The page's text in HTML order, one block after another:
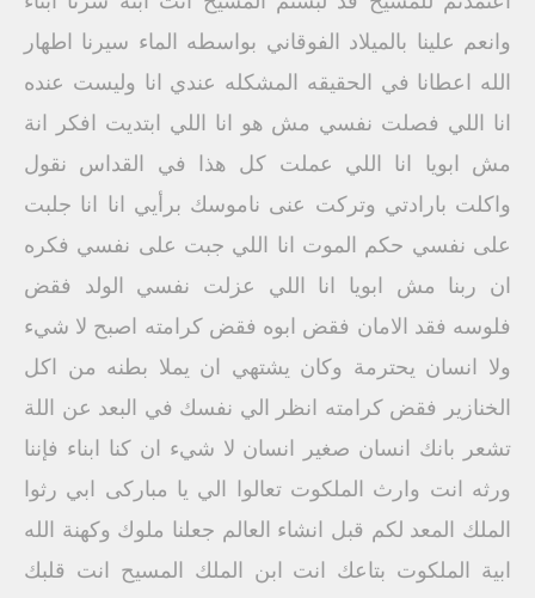
وانعم علينا بالميلاد الفوقاني بواسطه الماء سيرنا اطهار
الله اعطانا في الحقيقه المشكله عندي انا وليست عنده
انا اللي فصلت نفسي مش هو انا اللي ابتديت افكر انة
مش ابويا انا اللي عملت كل هذا في القداس نقول
واكلت بارادتي وتركت عنى ناموسك برأيي انا انا جلبت
على نفسي حكم الموت انا اللي جبت على نفسي فكره
ان ربنا مش ابويا انا اللي عزلت نفسي الولد فقض
فلوسه فقد الامان فقض ابوه فقض كرامته اصبح لا شيء
ولا انسان يحترمة وكان يشتهي ان يملا بطنه من اكل
الخنازير فقض كرامته انظر الي نفسك في البعد عن اللة
تشعر بانك انسان صغير انسان لا شيء ان كنا ابناء فإننا
ورثه انت وارث الملكوت تعالوا الي يا مباركى ابي رثوا
الملك المعد لكم قبل انشاء العالم جعلنا ملوك وكهنة الله
ابية الملكوت بتاعك انت ابن الملك المسيح انت قلبك